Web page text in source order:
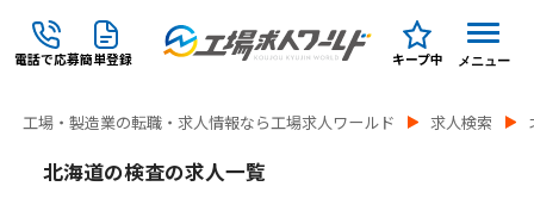
電話で応募簡単登録 キープ中 メニュー
工場・製造業の転職・求人情報なら工場求人ワールド 求人検索
北海道の検査の求人一覧